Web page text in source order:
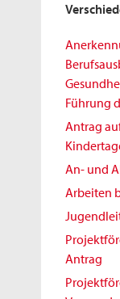
Führung
Antrag
An- und
Arbeiten
Antrag